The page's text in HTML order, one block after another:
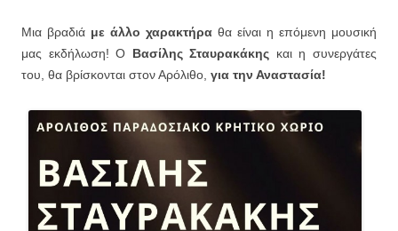
Μια βραδιά με άλλο χαρακτήρα θα είναι η επόμενη μουσική
μας εκδήλωση! Ο Βασίλης Σταυρακάκης και η συνεργάτες
του, θα βρίσκονται στον Αρόλιθο, για την Αναστασία!